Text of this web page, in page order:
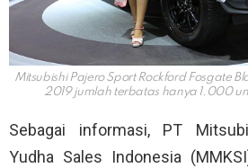
Mitsubishi Pajero Sport Rockford Fosgate
2019 jumlah terbatas hanya 1.000
Sebagai informasi, PT
Yudha Sales Indonesia